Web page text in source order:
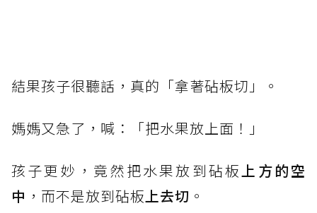
結果孩子很聽話，真的「拿著砧板切」。
媽媽又急了，喊：「把水果放上面！」
孩子更妙，竟然把水果放到砧板上方的空
中 ，而不是放到砧板上去切 。